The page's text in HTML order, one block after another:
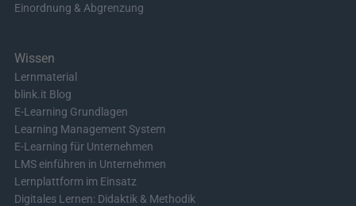
Einordnung & Abgrenzung
Wissen
Lernmaterial
blink.it Blog
E-Learning Grundlagen
Learning Management System
E-Learning für Unternehmen
LMS einführen in Unternehmen
Lernplattform im Einsatz
Digitales Lernen: Didaktik & Methodik